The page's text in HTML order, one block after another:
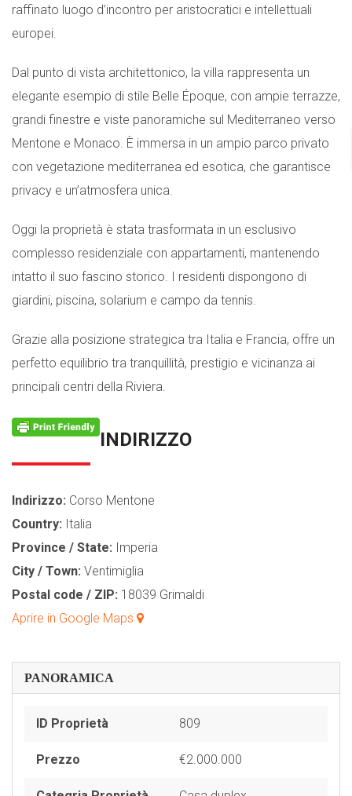
raffinato luogo d’incontro per aristocratici e intellettuali
europei.
Dal punto di vista architettonico, la villa rappresenta un
elegante esempio di stile Belle Époque, con ampie terrazze,
grandi finestre e viste panoramiche sul Mediterraneo verso
Mentone e Monaco. È immersa in un ampio parco privato
con vegetazione mediterranea ed esotica, che garantisce
privacy e un’atmosfera unica.
Oggi la proprietà è stata trasformata in un esclusivo
complesso residenziale con appartamenti, mantenendo
intatto il suo fascino storico. I residenti dispongono di
giardini, piscina, solarium e campo da tennis.
Grazie alla posizione strategica tra Italia e Francia, offre un
perfetto equilibrio tra tranquillità, prestigio e vicinanza ai
principali centri della Riviera.
INDIRIZZO
Indirizzo: Corso Mentone
Country: Italia
Province / State: Imperia
City / Town: Ventimiglia
Postal code / ZIP: 18039 Grimaldi
Aprire in Google Maps
PANORAMICA
ID Proprietà 809
Prezzo €2.000.000